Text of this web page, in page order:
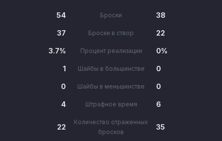
54 Броски 38
37 Броски в створ 22
3.7% Процент реализации 0%
1 Шайбы в большинстве 0
0 Шайбы в меньшинстве 0
4 Штрафное время 6
22
Количество отраженных
бросков
35